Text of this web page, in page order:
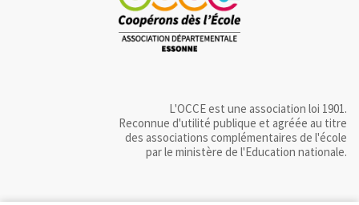
L'OCCE est une association loi 1901.
Reconnue d'utilité publique et agréée au titre
des associations complémentaires de l'école
par le ministère de l'Education nationale.